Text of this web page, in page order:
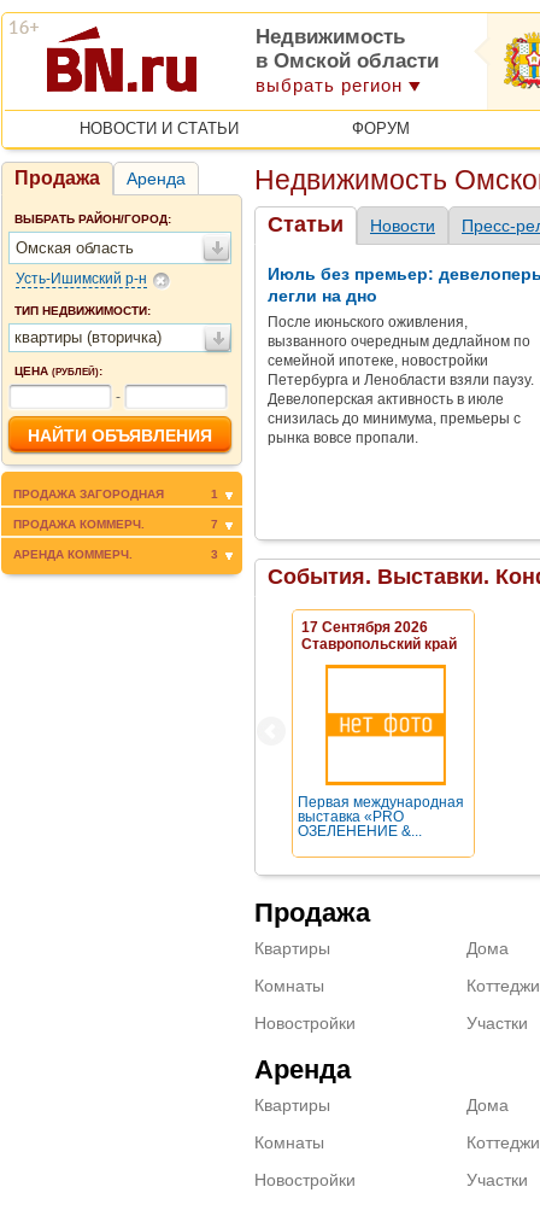
Недвижимость
в Омской области
выбрать регион
НОВОСТИ И СТАТЬИ ФОРУМ
Продажа Аренда
ВЫБРАТЬ РАЙОН/ГОРОД:
Омская область
Усть-Ишимский р-н
ТИП НЕДВИЖИМОСТИ:
квартиры (вторичка)
ЦЕНА (РУБЛЕЙ):
-
ПРОДАЖА ЗАГОРОДНАЯ 1
ПРОДАЖА КОММЕРЧ. 7
АРЕНДА КОММЕРЧ. 3
Недвижимость
Статьи Новости Пресс-
Июль без премьер:
легли на дно
После июньского оживления,
вызванного очередным дедлайном по
семейной ипотеке, новостройки
Петербурга и Ленобласти взяли паузу.
Девелоперская активность в июле
снизилась до минимума, премьеры с
рынка вовсе пропали.
События. Выставки.
17 Сентября 2026
Ставропольский край
Первая международная
выставка «PRO
ОЗЕЛЕНЕНИЕ &...
Продажа
Квартиры
Комнаты
Новостройки
Дома
Коттеджи
Участки
Аренда
Квартиры
Комнаты
Новостройки
Дома
Коттеджи
Участки